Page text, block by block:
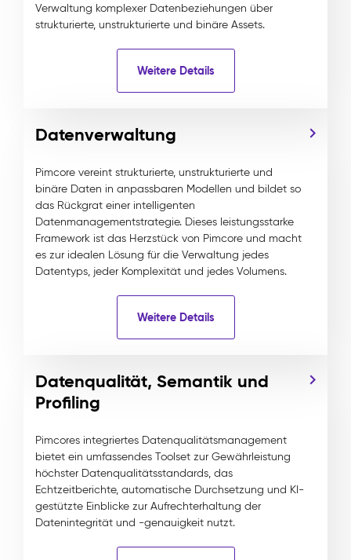
Verwaltung komplexer Datenbeziehungen über
strukturierte, unstrukturierte und binäre Assets.
Weitere Details
Datenverwaltung
Pimcore vereint strukturierte, unstrukturierte und
binäre Daten in anpassbaren Modellen und bildet so
das Rückgrat einer intelligenten
Datenmanagementstrategie. Dieses leistungsstarke
Framework ist das Herzstück von Pimcore und macht
es zur idealen Lösung für die Verwaltung jedes
Datentyps, jeder Komplexität und jedes Volumens.
Weitere Details
Datenqualität, Semantik und
Profiling
Pimcores integriertes Datenqualitätsmanagement
bietet ein umfassendes Toolset zur Gewährleistung
höchster Datenqualitätsstandards, das
Echtzeitberichte, automatische Durchsetzung und KI-
gestützte Einblicke zur Aufrechterhaltung der
Datenintegrität und -genauigkeit nutzt.